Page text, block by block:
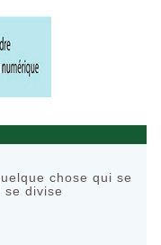
chose qui se
se divise